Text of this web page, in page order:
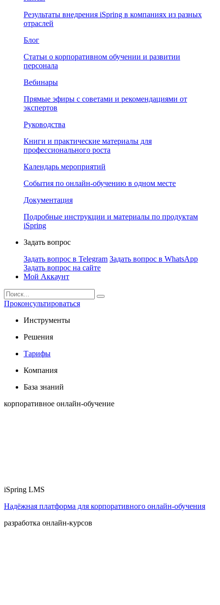
Результаты внедрения iSpring в компаниях из разных
отраслей
Блог
Статьи о корпоративном обучении и развитии
персонала
Вебинары
Прямые эфиры с советами и рекомендациями от
экспертов
Руководства
Книги и практические материалы для
профессионального роста
Календарь мероприятий
События по онлайн-обучению в одном месте
Документация
Подробные инструкции и материалы по продуктам
iSpring
Задать вопрос
Задать вопрос в Telegram Задать вопрос в WhatsApp
Задать вопрос на сайте
Мой Аккаунт
Проконсультироваться
Инструменты
Решения
Тарифы
Компания
База знаний
корпоративное онлайн-обучение
iSpring LMS
Надёжная платформа для корпоративного онлайн‑обучения
разработка онлайн-курсов